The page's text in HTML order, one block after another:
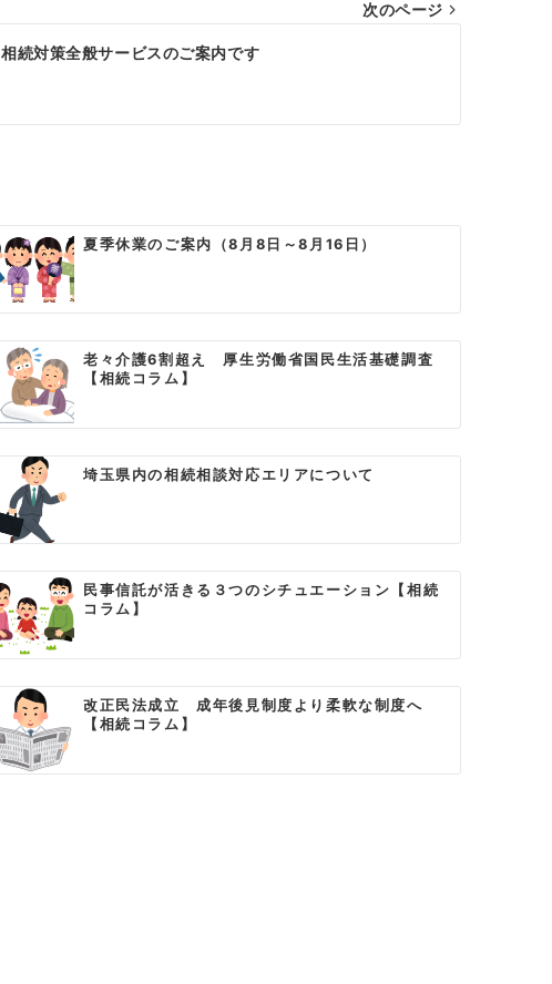
次のページ
相続対策全般サービスのご案内です
夏季休業のご案内（8月8日～8月16日）
老々介護6割超え 厚生労働省国民生活基礎調査
【相続コラム】
埼玉県内の相続相談対応エリアについて
民事信託が活きる３つのシチュエーション【相続
コラム】
改正民法成立 成年後見制度より柔軟な制度へ
【相続コラム】